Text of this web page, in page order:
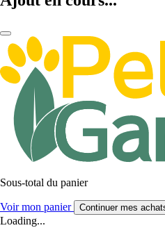
Sous-total du panier
Voir mon panier Continuer mes
Loading...